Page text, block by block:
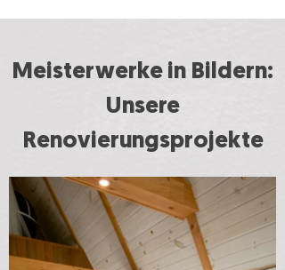
Meisterwerke in Bildern:
Unsere
Renovierungsprojekte